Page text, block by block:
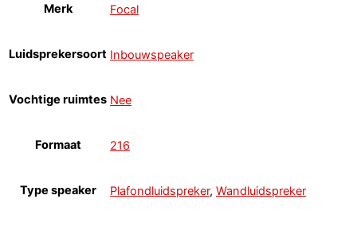
Merk Focal
Luidsprekersoort Inbouwspeaker
Vochtige ruimtes Nee
Formaat 216
Type speaker Plafondluidspreker, Wandluidspreker